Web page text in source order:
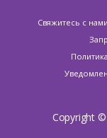
Свяжитесь с нами
Copyright